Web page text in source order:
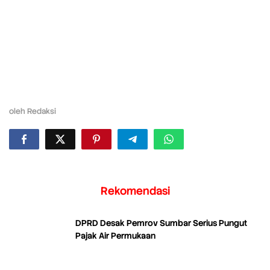
oleh Redaksi
Rekomendasi
DPRD Desak Pemrov Sumbar Serius Pungut
Pajak Air Permukaan